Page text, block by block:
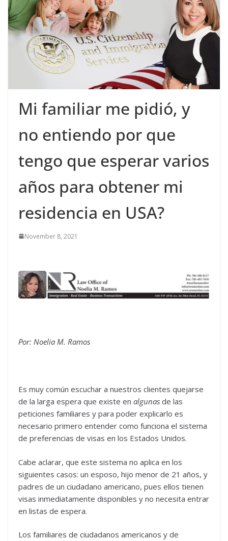
Mi familiar me pidió, y
no entiendo por que
tengo que esperar varios
años para obtener mi
residencia en USA?
November 8, 2021
Por: Noelia M. Ramos
Es muy común escuchar a nuestros clientes quejarse
de la larga espera que existe en algunas de las
peticiones familiares y para poder explicarlo es
necesario primero entender como funciona el sistema
de preferencias de visas en los Estados Unidos.
Cabe aclarar, que este sistema no aplica en los
siguientes casos: un esposo, hijo menor de 21 años, y
padres de un ciudadano americano, pues ellos tienen
visas inmediatamente disponibles y no necesita entrar
en listas de espera.
Los familiares de ciudadanos americanos y de